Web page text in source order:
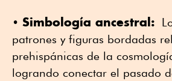
• Simbología ancestral:
patrones y figuras bordadas
prehispánicas de la
logrando conectar el pasado